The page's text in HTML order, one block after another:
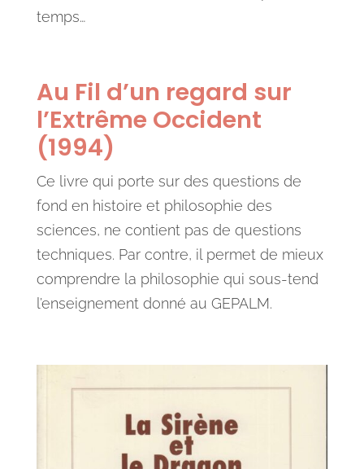
temps…
Au Fil d’un regard sur
l’Extrême Occident
(1994)
Ce livre qui porte sur des questions de
fond en histoire et philosophie des
sciences, ne contient pas de questions
techniques. Par contre, il permet de mieux
comprendre la philosophie qui sous-tend
l’enseignement donné au GEPALM.